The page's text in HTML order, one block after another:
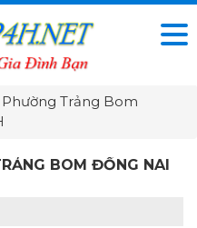
Trảng Bom
BOM ĐỒNG NAI